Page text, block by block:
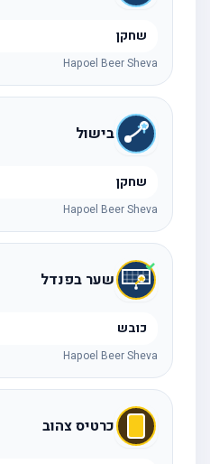
שחקן
Hapoel Beer Sheva
בישול
שחקן
Hapoel Beer Sheva
שער בפנדל
כובש
Hapoel Beer Sheva
כרטיס צהוב